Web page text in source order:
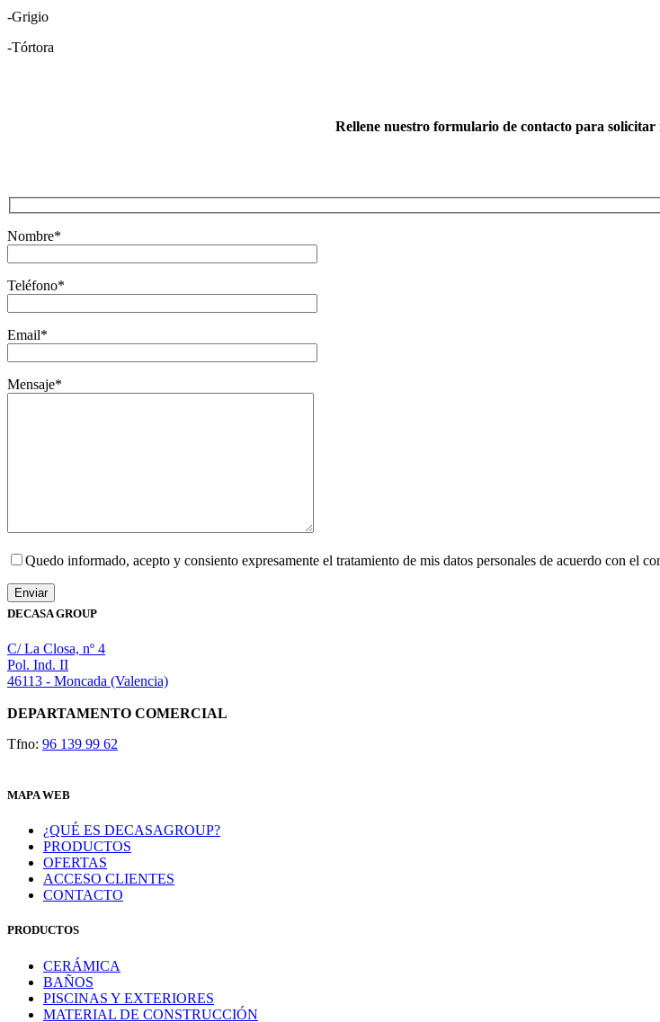
-Grigio
-Tórtora
Rellene nuestro formulario de contacto para
Nombre*
Teléfono*
Email*
Mensaje*
Quedo informado, acepto y consiento expresamente el tratamiento de mis datos personales de acuerdo con el
DECASA GROUP
C/ La Closa, nº 4
Pol. Ind. II
46113 - Moncada (Valencia)
DEPARTAMENTO COMERCIAL
Tfno: 96 139 99 62
MAPA WEB
¿QUÉ ES DECASAGROUP?
PRODUCTOS
OFERTAS
ACCESO CLIENTES
CONTACTO
PRODUCTOS
CERÁMICA
BAÑOS
PISCINAS Y EXTERIORES
MATERIAL DE CONSTRUCCIÓN